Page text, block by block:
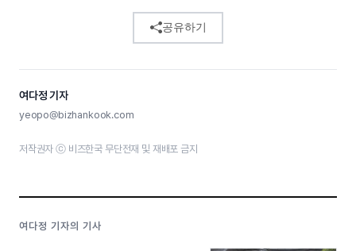
공유하기
여다정 기자
yeopo@bizhankook.com
저작권자 ⓒ 비즈한국 무단전재 및 재배포 금지
여다정 기자의 기사